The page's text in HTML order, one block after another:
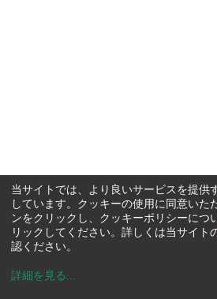
当サイトでは、より良いサービスを提供
しています。クッキーの使用に同意いた
ンをクリックし、クッキーポリシーにつ
リックしてください。詳しくは当サイト
認ください。
詳細を見る ...